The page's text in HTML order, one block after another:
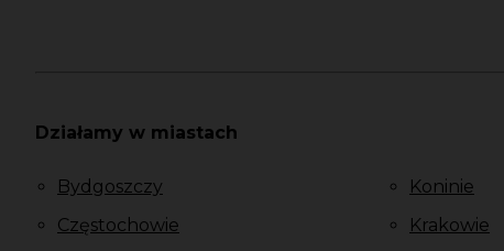
Działamy w miastach
Bydgoszczy
Częstochowie
Koninie
Krakowie